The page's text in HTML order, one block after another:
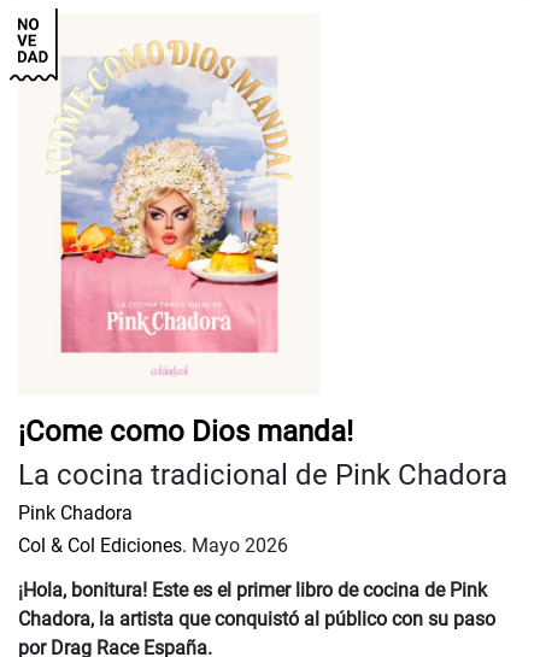
¡Come como Dios manda!
La cocina tradicional de Pink Chadora
Pink Chadora
Col & Col Ediciones. Mayo 2026
¡Hola, bonitura! Este es el primer libro de cocina de Pink
Chadora, la artista que conquistó al público con su paso
por Drag Race España.